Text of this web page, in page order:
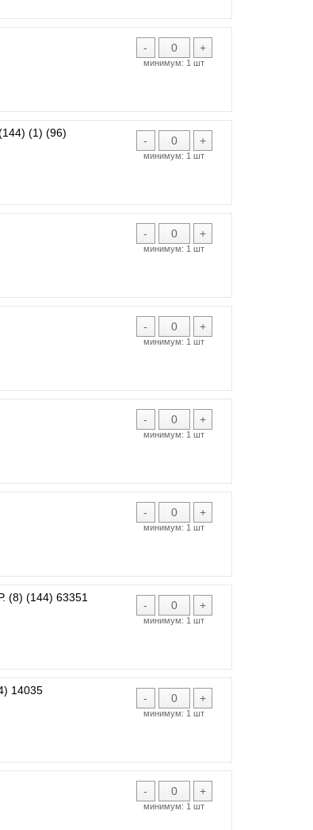
- +
минимум: 1 шт
- +
минимум: 1 шт
(1) (96)
- +
минимум: 1 шт
- +
минимум: 1 шт
- +
минимум: 1 шт
- +
минимум: 1 шт
- +
минимум: 1 шт
(144) 63351
- +
минимум: 1 шт
14035
- +
минимум: 1 шт